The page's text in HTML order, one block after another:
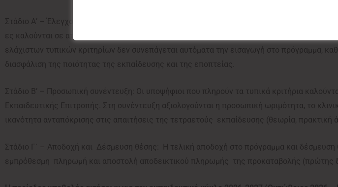
Στάδιο Α’ – Έλεγχος πληρότητας φακέλου: Η επιτροπή αξιολόγησης εξετάζει τα τυπικά
ες καλούνται σε ατομική συνέντευξη, εφόσον έχουν καταθέσει όλα τα απαραίτητα
ελάχιστων τυπικών κριτηρίων δεν συνεπάγεται αυτόματα την εισαγωγή στο πρόγραμμα,
διασφάλιση της ποιότητας της εκπαίδευσης και της εποπτείας.
Στάδιο Β’ – Προσωπική συνέντευξη: Οι υποψήφιοι που πληρούν τα τυπικά κριτήρια
Εκπαιδευτικής Επιτροπής. Στη συνέντευξη αξιολογούνται η προσωπική ωριμότητα, το
ικανότητα ανταπόκρισης στις απαιτήσεις της τετραετούς εκπαίδευσης (θεωρία,
Στάδιο Γ´ – Αποδοχή και Δέσμευση θέσης: Η τελική αποδοχή στο πρόγραμμα και
εμπρόθεσμη πληρωμή και αποστολή αποδεικτικού πληρωμής της προκαταβολής (πρώτης